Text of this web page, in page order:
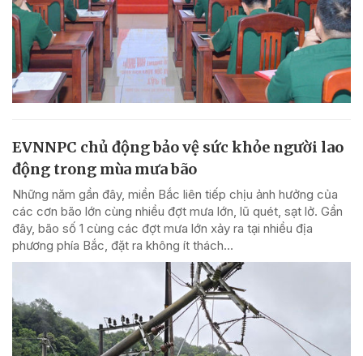
EVNNPC chủ động bảo vệ sức khỏe người lao
động trong mùa mưa bão
Những năm gần đây, miền Bắc liên tiếp chịu ảnh hưởng của
các cơn bão lớn cùng nhiều đợt mưa lớn, lũ quét, sạt lở. Gần
đây, bão số 1 cùng các đợt mưa lớn xảy ra tại nhiều địa
phương phía Bắc, đặt ra không ít thách...